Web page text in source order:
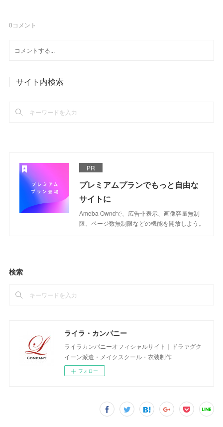
0コメント
サイト内検索
PR
プレミアムプランでもっと自由な
サイトに
Ameba Owndで、広告非表示、画像容量無制
限、ページ数無制限などの機能を開放しよう。
検索
ライラ・カンパニー
ライラカンパニーオフィシャルサイト｜ドラァグク
イーン派遣・メイクスクール・衣装制作
フォロー